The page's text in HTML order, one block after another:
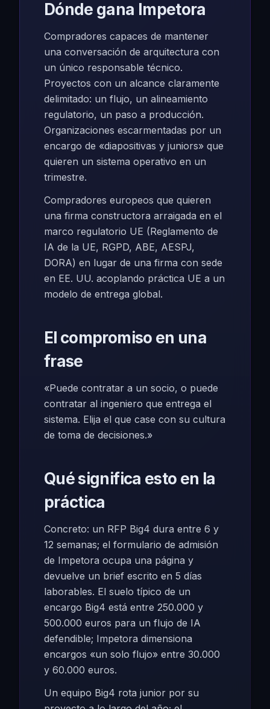
Dónde gana Impetora
Compradores capaces de mantener
una conversación de arquitectura con
un único responsable técnico.
Proyectos con un alcance claramente
delimitado: un flujo, un alineamiento
regulatorio, un paso a producción.
Organizaciones escarmentadas por un
encargo de «diapositivas y juniors» que
quieren un sistema operativo en un
trimestre.
Compradores europeos que quieren
una firma constructora arraigada en el
marco regulatorio UE (Reglamento de
IA de la UE, RGPD, ABE, AESPJ,
DORA) en lugar de una firma con sede
en EE. UU. acoplando práctica UE a un
modelo de entrega global.
El compromiso en una
frase
«Puede contratar a un socio, o puede
contratar al ingeniero que entrega el
sistema. Elija el que case con su cultura
de toma de decisiones.»
Qué significa esto en la
práctica
Concreto: un RFP Big4 dura entre 6 y
12 semanas; el formulario de admisión
de Impetora ocupa una página y
devuelve un brief escrito en 5 días
laborables. El suelo típico de un
encargo Big4 está entre 250.000 y
500.000 euros para un flujo de IA
defendible; Impetora dimensiona
encargos «un solo flujo» entre 30.000
y 60.000 euros.
Un equipo Big4 rota junior por su